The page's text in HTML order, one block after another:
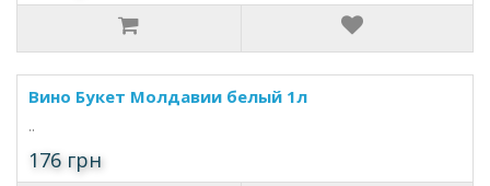
Вино Букет Молдавии белый 1л
..
176 грн